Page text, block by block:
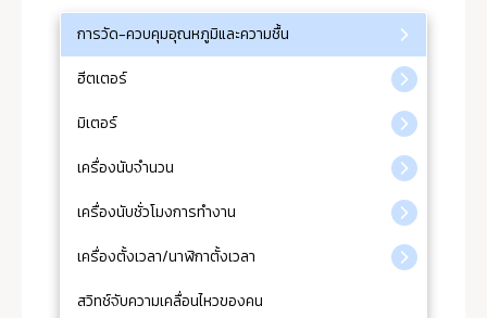
การวัด-ควบคุมอุณหภูมิและความชื้น
ฮีตเตอร์
มิเตอร์
เครื่องนับจำนวน
เครื่องนับชั่วโมงการทำงาน
เครื่องตั้งเวลา/นาฬิกาตั้งเวลา
สวิทช์จับความเคลื่อนไหวของคน